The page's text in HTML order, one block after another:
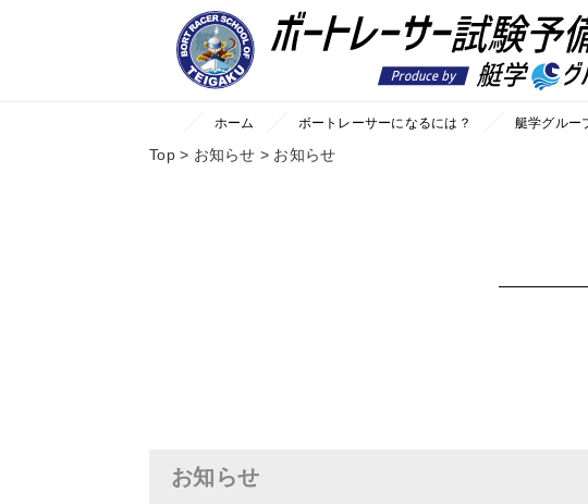
ホーム ボートレーサーになるには？ 艇学グルー
Top> お知らせ > お知らせ
お知らせ